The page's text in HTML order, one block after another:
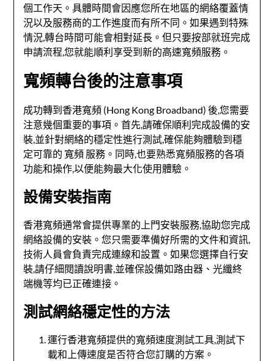
個工作天。具體時間會因應您所在地區的網絡覆蓋情
況以及服務商的工作進度而有所不同。如果遇到特殊
情況,轉台時間可能會相對延長。但只要按部就班完成
申請流程,您就能順利享受到新的高速寬頻服務。
寬頻轉台後的注意事項
成功轉到香港寬頻 (Hong Kong Broadband) 後,您需要
注意幾個重要的事項。首先,請確保順利完成設備的安
裝,並針對網絡的穩定性進行測試,確保能夠體驗到穩
定可靠的 寬頻 服務。同時,也要熟悉寬頻服務的各項
功能和操作,以便能夠最大化使用體驗。
設備安裝指南
香港寬頻通常會提供專業的上門安裝服務,協助您完成
網絡設備的安裝。您只需要準備好所需的文件和資訊,
技術人員會負責完成連線和設置。如果您選擇自行安
裝,請仔細閱讀說明書,並確保設備如路由器、光纖終
端機等均已正確連接。
測試網絡穩定性的方法
運行香港寬頻提供的寬頻速度測試工具,測試下
載和上傳速度是否符合您訂購的方案。